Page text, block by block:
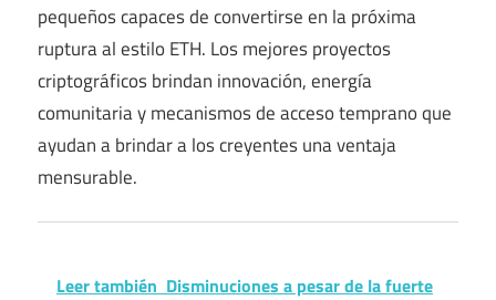
pequeños capaces de convertirse en la próxima
ruptura al estilo ETH. Los mejores proyectos
criptográficos brindan innovación, energía
comunitaria y mecanismos de acceso temprano que
ayudan a brindar a los creyentes una ventaja
mensurable.
Leer también Disminuciones a pesar de la fuerte